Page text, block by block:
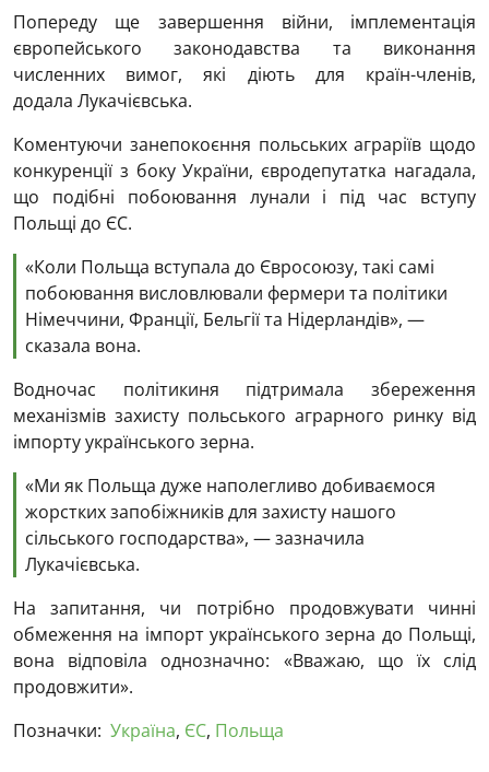
Попереду ще завершення війни, імплементація
європейського законодавства та виконання
численних вимог, які діють для країн-членів,
додала Лукачієвська.
Коментуючи занепокоєння польських аграріїв щодо
конкуренції з боку України, євродепутатка нагадала,
що подібні побоювання лунали і під час вступу
Польщі до ЄС.
«Коли Польща вступала до Євросоюзу, такі самі
побоювання висловлювали фермери та політики
Німеччини, Франції, Бельгії та Нідерландів», —
сказала вона.
Водночас політикиня підтримала збереження
механізмів захисту польського аграрного ринку від
імпорту українського зерна.
«Ми як Польща дуже наполегливо добиваємося
жорстких запобіжників для захисту нашого
сільського господарства», — зазначила
Лукачієвська.
На запитання, чи потрібно продовжувати чинні
обмеження на імпорт українського зерна до Польщі,
вона відповіла однозначно: «Вважаю, що їх слід
продовжити».
Позначки: Україна, ЄС, Польща